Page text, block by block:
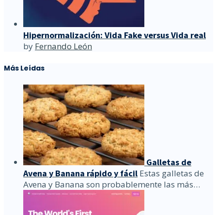
Hipernormalización: Vida Fake versus Vida real
by Fernando León
Más Leídas
Galletas de
Avena y Banana rápido y fácil Estas galletas de
Avena y Banana son probablemente las más…